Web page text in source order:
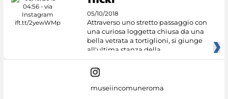
05/10/2018
Attraverso uno stretto passaggio con
una curiosa loggetta chiusa da una
bella vetrata a tortiglioni, si giunge
all'ultima stanza della
museiincomuneroma